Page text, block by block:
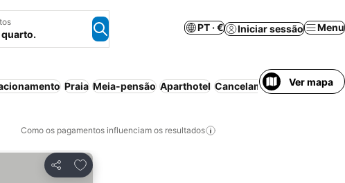
quarto.
PT · € Iniciar sessão Menu
Praia Meia-pensão Aparthotel Cancelamento gratuito
Ver mapa
Como os pagamentos influenciam os resultados
Partilhar
Adicionar aos favoritos